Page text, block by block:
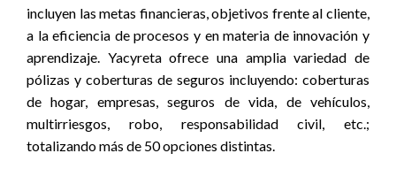
incluyen las metas financieras, objetivos frente al cliente,
a la eficiencia de procesos y en materia de innovación y
aprendizaje. Yacyreta ofrece una amplia variedad de
pólizas y coberturas de seguros incluyendo: coberturas
de hogar, empresas, seguros de vida, de vehículos,
multirriesgos, robo, responsabilidad civil, etc.;
totalizando más de 50 opciones distintas.